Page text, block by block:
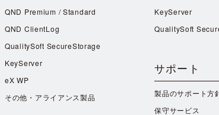
QND Premium / Standard
QND ClientLog
QualitySoft SecureStorage
KeyServer
eX WP
その他・アライアンス製品
KeyServer
QualitySoft
サポート
製品のサポート方
保守サービス